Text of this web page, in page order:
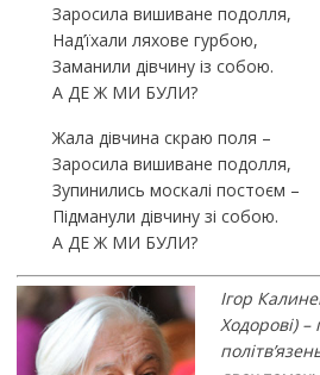
Заросила вишиване подолля,
Над’їхали ляхове гурбою,
Заманили дівчину із собою.
А ДЕ Ж МИ БУЛИ?
Жала дівчина скраю поля –
Заросила вишиване подолля,
Зупинились москалі постоєм –
Підманули дівчину зі собою.
А ДЕ Ж МИ БУЛИ?
Ігор
Ходорові)